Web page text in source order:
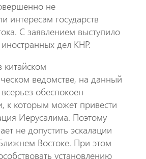
не
интересам государств
С заявлением выступило
дел КНР.
китайском
ведомстве, на данный
обеспокоен
к которым может привести
Иерусалима. Поэтому
не допустить эскалации
Востоке. При этом
установлению